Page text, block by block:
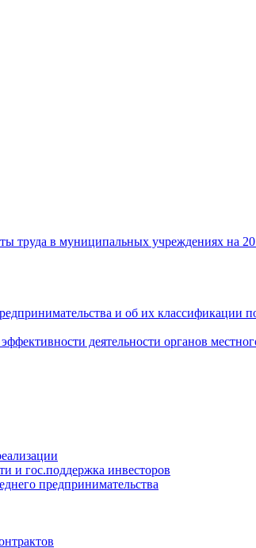
труда в муниципальных учреждениях на
и об их классификации
деятельности органов
и гос.поддержка инвесторов
предпринимательства